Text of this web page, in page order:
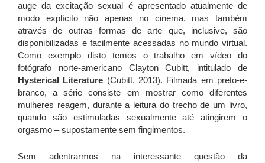
auge da excitação sexual é apresentado atualmente de
modo explícito não apenas no cinema, mas também
através de outras formas de arte que, inclusive, são
disponibilizadas e facilmente acessadas no mundo virtual.
Como exemplo disto temos o trabalho em vídeo do
fotógrafo norte-americano Clayton Cubitt, intitulado de
Hysterical Literature (Cubitt, 2013). Filmada em preto-e-
branco, a série consiste em mostrar como diferentes
mulheres reagem, durante a leitura do trecho de um livro,
quando são estimuladas sexualmente até atingirem o
orgasmo – supostamente sem fingimentos.
Sem adentrarmos na interessante questão da